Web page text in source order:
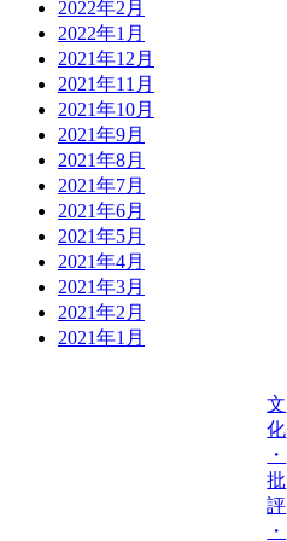
2022年2月
2022年1月
2021年12月
2021年11月
2021年10月
2021年9月
2021年8月
2021年7月
2021年6月
2021年5月
2021年4月
2021年3月
2021年2月
2021年1月
文
化
・
批
評
・